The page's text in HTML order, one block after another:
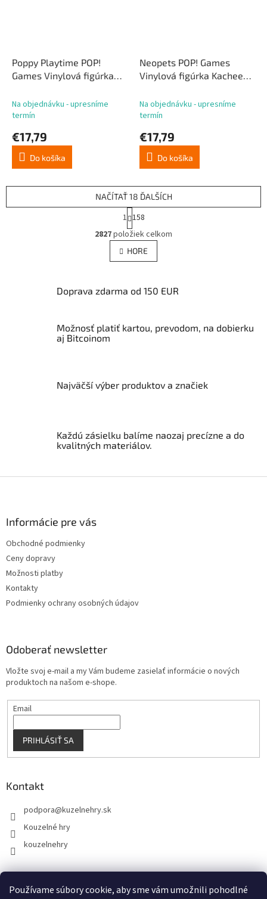
Používame súbory cookie, aby sme vám umožnili pohodlné
Poppy Playtime POP!
Games Vinylová figúrka
Na objednávku - upresníme
termín
€17,79
Do košíka
Neopets POP! Games
Vinylová figúrka Kacheek
Na objednávku - upresníme
termín
€17,79
Do košíka
O
v
l
á
c
p
v
s
u
NAČÍTAŤ 18 ĎALŠÍCH
S
t
r
á
n
k
a
e
1 158
2827položiek celkom
HORE
Doprava zdarma od 150 EUR
Možnosť platiť kartou, prevodom, na dobierku
aj Bitcoinom
Najväčší výber produktov a značiek
Každú zásielku balíme naozaj precízne a do
kvalitných materiálov.
Informácie pre vás
Obchodné podmienky
Ceny dopravy
Možnosti platby
Kontakty
Podmienky ochrany osobných údajov
Odoberať newsletter
Vložte svoj e-mail a my Vám budeme zasielať informácie o nových
produktoch na našom e-shope.
Email
PRIHLÁSIŤ SA
Kontakt
podpora@kuzelnehry.sk
Kouzelné hry
kouzelnehry
KouzelneHry.cz Gamebrand.sk